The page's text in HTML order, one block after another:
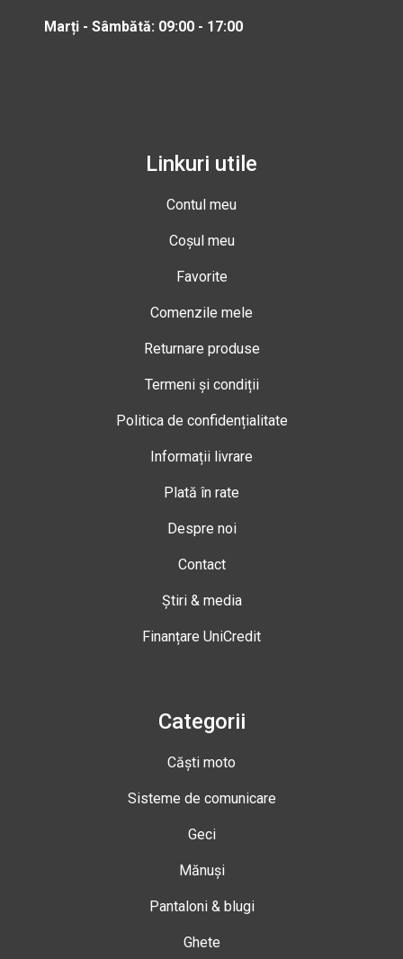
Marți - Sâmbătă: 09:00 - 17:00
Linkuri utile
Contul meu
Coșul meu
Favorite
Comenzile mele
Returnare produse
Termeni și condiții
Politica de confidențialitate
Informații livrare
Plată în rate
Despre noi
Contact
Știri & media
Finanțare UniCredit
Categorii
Căști moto
Sisteme de comunicare
Geci
Mănuși
Pantaloni & blugi
Ghete